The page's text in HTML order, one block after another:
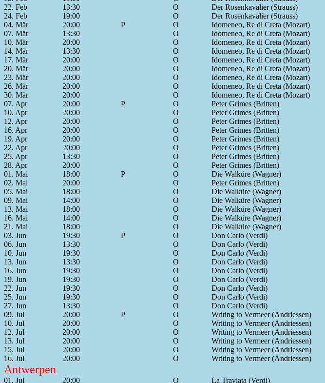
22. Feb
13:30 O Der Rosenkavalier (Strauss)
24. Feb
19:00 O Der Rosenkavalier (Strauss)
04. Mär
20:00 P O Idomeneo, Re di Creta (Mozart)
07. Mär
13:30 O Idomeneo, Re di Creta (Mozart)
10. Mär
20:00 O Idomeneo, Re di Creta (Mozart)
14. Mär
13:30 O Idomeneo, Re di Creta (Mozart)
17. Mär
20:00 O Idomeneo, Re di Creta (Mozart)
20. Mär
20:00 O Idomeneo, Re di Creta (Mozart)
23. Mär
20:00 O Idomeneo, Re di Creta (Mozart)
26. Mär
20:00 O Idomeneo, Re di Creta (Mozart)
30. Mär
20:00 O Idomeneo, Re di Creta (Mozart)
07. Apr
20:00 P O Peter Grimes (Britten)
10. Apr
20:00 O Peter Grimes (Britten)
12. Apr
20:00 O Peter Grimes (Britten)
16. Apr
20:00 O Peter Grimes (Britten)
19. Apr
20:00 O Peter Grimes (Britten)
22. Apr
20:00 O Peter Grimes (Britten)
25. Apr
13:30 O Peter Grimes (Britten)
28. Apr
20:00 O Peter Grimes (Britten)
01. Mai
18:00 P O Die Walküre (Wagner)
02. Mai
20:00 O Peter Grimes (Britten)
05. Mai
18:00 O Die Walküre (Wagner)
09. Mai
14:00 O Die Walküre (Wagner)
13. Mai
18:00 O Die Walküre (Wagner)
16. Mai
14:00 O Die Walküre (Wagner)
21. Mai
18:00 O Die Walküre (Wagner)
03. Jun
19:30 P O Don Carlo (Verdi)
06. Jun
13:30 O Don Carlo (Verdi)
10. Jun
19:30 O Don Carlo (Verdi)
13. Jun
13:30 O Don Carlo (Verdi)
16. Jun
19:30 O Don Carlo (Verdi)
19. Jun
19:30 O Don Carlo (Verdi)
22. Jun
19:30 O Don Carlo (Verdi)
25. Jun
19:30 O Don Carlo (Verdi)
27. Jun
13:30 O Don Carlo (Verdi)
09. Jul
20:00 P O Writing to Vermeer (Andriessen)
10. Jul
20:00 O Writing to Vermeer (Andriessen)
12. Jul
20:00 O Writing to Vermeer (Andriessen)
13. Jul
20:00 O Writing to Vermeer (Andriessen)
15. Jul
20:00 O Writing to Vermeer (Andriessen)
16. Jul
20:00 O Writing to Vermeer (Andriessen)
Antwerpen
01. Jul 20:00 O La Traviata (Verdi)